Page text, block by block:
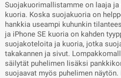
Suojakuorimallistamme on laaja
kuoria. Koska suojakuoria on
hankkia useampi kuhunkin
ja iPhone SE kuoria on kahden
suojakoteloita ja kuoria, jotka
takakannen ja sivut.
säilytät puhelimen lisäksi
suojaavat myös puhelimen